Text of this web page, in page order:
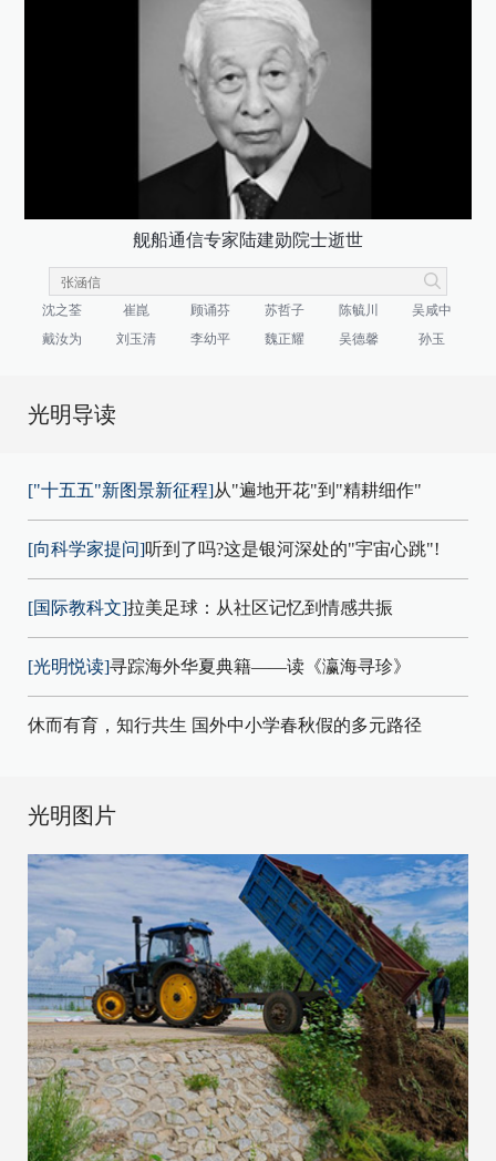
舰船通信专家陆建勋院士逝世
沈之荃 崔崑 顾诵芬 苏哲子 陈毓川
吴咸中
戴汝为
刘玉清 李幼平 魏正耀 吴德馨 孙玉
光明导读
["十五五"新图景新征程]从"遍地开花"到"精耕细作"
[向科学家提问]听到了吗?这是银河深处的"宇宙心跳"!
[国际教科文]拉美足球：从社区记忆到情感共振
[光明悦读]寻踪海外华夏典籍——读《瀛海寻珍》
休而有育，知行共生 国外中小学春秋假的多元路径
光明图片